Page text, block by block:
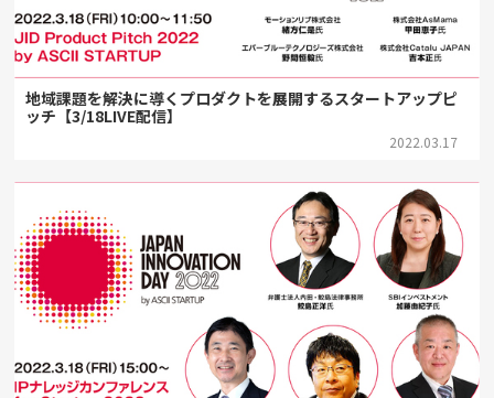
地域課題を解決に導くプロダクトを展開するスタートアップピ
ッチ【3/18LIVE配信】
2022.03.17